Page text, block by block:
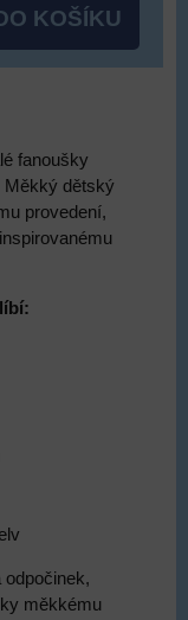
KOŠÍKU
fanoušky
Měkký dětský
provedení,
odpočinek,
měkkému